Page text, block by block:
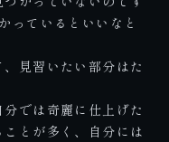
っているといいなと
見習いたい部分はた
分では奇麗に仕上げた
とが多く、自分には